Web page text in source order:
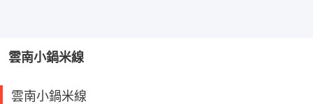
雲南小鍋米線
雲南小鍋米線